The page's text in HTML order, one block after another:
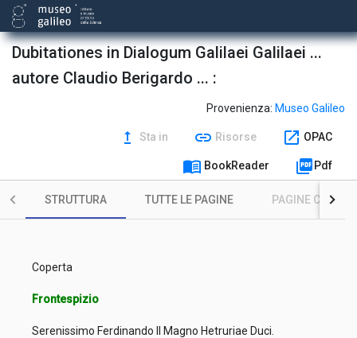
Dubitationes in Dialogum Galilaei Galilaei ...
autore Claudio Berigardo ... :
Provenienza: Museo Galileo
upgrade Sta in link Risorse open_in_new OPAC
menu_book BookReader picture_as_pdf Pdf
STRUTTURA TUTTE LE PAGINE PAGINE CON
Coperta
Frontespizio
Serenissimo Ferdinando II Magno Hetruriae Duci.